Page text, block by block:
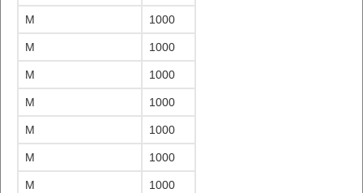
M 1000
M 1000
M 1000
M 1000
M 1000
M 1000
M 1000